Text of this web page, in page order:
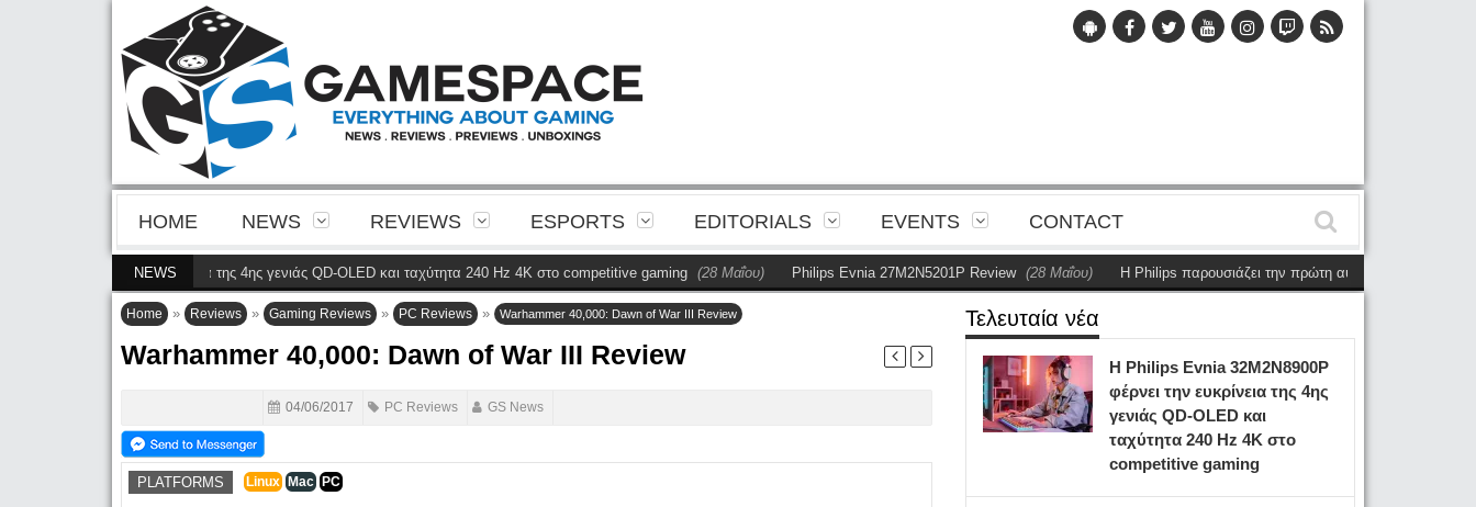
HOME NEWS REVIEWS ESPORTS EDITORIALS EVENTS CONTACT
NEWS
την ευκρίνεια της 4ης γενιάς QD-OLED και ταχύτητα 240 Hz 4K στο competitive gaming (28 Μαΐου) Philips Evnia 27M2N5201P Review (28 Μαΐου) Η Philips παρουσιάζει την πρώτη αυτόνομη dual-sided οθόνη
Home » Reviews » Gaming Reviews » PC Reviews » Warhammer 40,000: Dawn of War III Review
Warhammer 40,000: Dawn of War III Review
04/06/2017 PC Reviews GS News
PLATFORMS Linux Mac PC
Τελευταία νέα
Η Philips Evnia 32M2N8900P
φέρνει την ευκρίνεια της 4ης
γενιάς QD-OLED και
ταχύτητα 240 Hz 4K στο
competitive gaming